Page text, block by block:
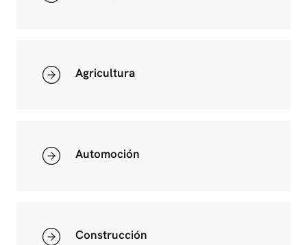
Agricultura
Automoción
Construcción